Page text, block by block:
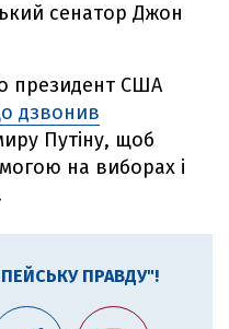
сенатор Джон
президент США
дзвонив
Путіну, щоб
на виборах і
ПРАВДУ"!